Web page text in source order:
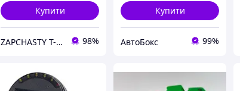
Купити
ZAPCHASTY T-40 KHARKIV UA 98%
Купити
АвтоБокс 99%